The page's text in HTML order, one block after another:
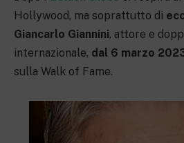
Hollywood, ma soprattutto di
Giancarlo Giannini, attore e
internazionale, dal 6 marzo
sulla Walk of Fame.